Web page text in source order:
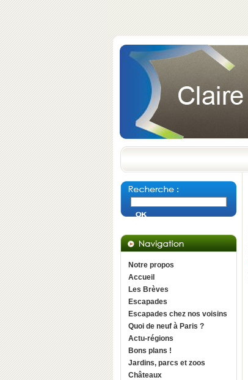
Notre propos
Accueil
Les Brèves
Escapades
Escapades chez nos voisins
Quoi de neuf à Paris ?
Actu-régions
Bons plans !
Jardins, parcs et zoos
Châteaux